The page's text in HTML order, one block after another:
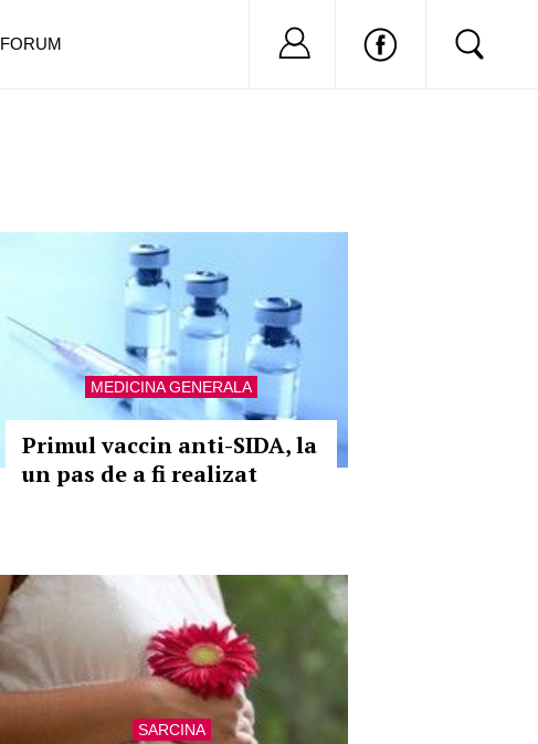
MEDICINA GENERALA
Primul vaccin anti-SIDA, la
un pas de a fi realizat
SARCINA
FORUM Nu ai cont?